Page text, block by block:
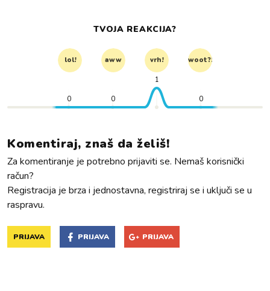
TVOJA REAKCIJA?
lol! aww vrh! woot?!
0 0
1
0
Komentiraj, znaš da želiš!
Za komentiranje je potrebno prijaviti se. Nemaš korisnički
račun?
Registracija je brza i jednostavna, registriraj se i uključi se u
raspravu.
PRIJAVA PRIJAVA PRIJAVA